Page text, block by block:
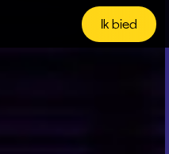
Ik bied